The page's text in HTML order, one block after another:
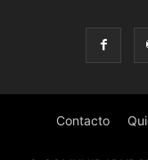
Contacto